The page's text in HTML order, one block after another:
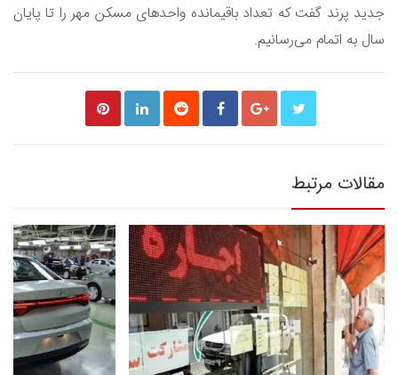
جدید پرند گفت که تعداد باقیمانده واحدهای مسکن مهر را تا پایان
سال به اتمام می‌رسانیم.
مقالات مرتبط